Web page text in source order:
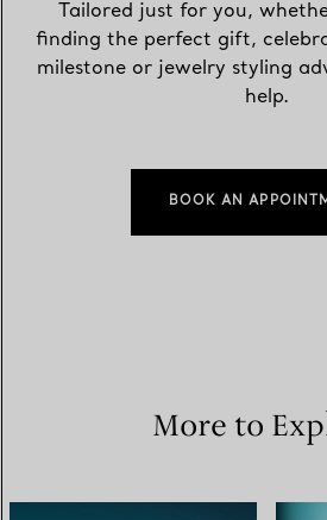
Tailored just for you,
finding the perfect gift,
milestone or jewelry styling
help.
BOOK AN
More to